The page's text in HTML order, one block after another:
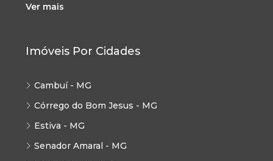
Ver mais
Imóveis Por Cidades
Cambuí - MG
Córrego do Bom Jesus - MG
Estiva - MG
Senador Amaral - MG